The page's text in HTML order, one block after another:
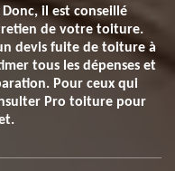
il est conseillé
de votre toiture.
devis fuite de toiture à
tous les dépenses et
Pour ceux qui
Pro toiture pour